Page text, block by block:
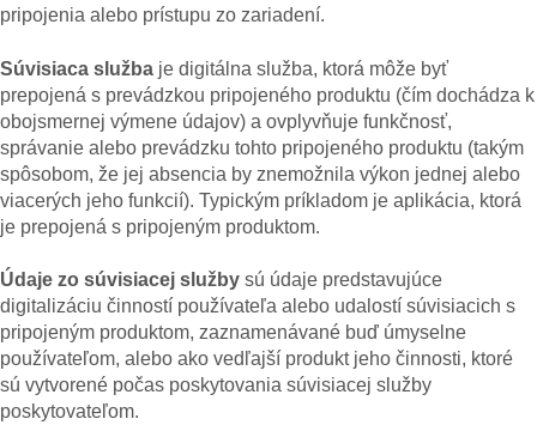
pripojenia alebo prístupu zo zariadení.
Súvisiaca služba je digitálna služba, ktorá môže byť
prepojená s prevádzkou pripojeného produktu (čím dochádza k
obojsmernej výmene údajov) a ovplyvňuje funkčnosť,
správanie alebo prevádzku tohto pripojeného produktu (takým
spôsobom, že jej absencia by znemožnila výkon jednej alebo
viacerých jeho funkcií). Typickým príkladom je aplikácia, ktorá
je prepojená s pripojeným produktom.
Údaje zo súvisiacej služby sú údaje predstavujúce
digitalizáciu činností používateľa alebo udalostí súvisiacich s
pripojeným produktom, zaznamenávané buď úmyselne
používateľom, alebo ako vedľajší produkt jeho činnosti, ktoré
sú vytvorené počas poskytovania súvisiacej služby
poskytovateľom.